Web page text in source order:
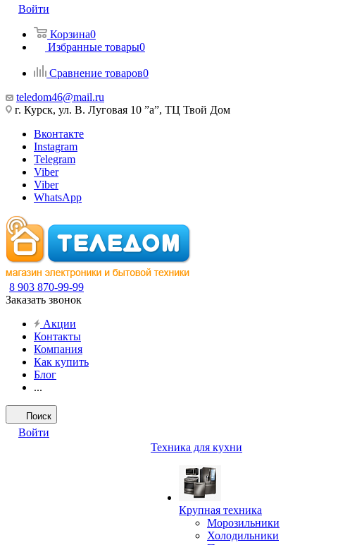
Войти
Корзина0
Избранные товары0
Сравнение товаров0
teledom46@mail.ru
г. Курск, ул. В. Луговая 10 ”а”, ТЦ Твой Дом
Вконтакте
Instagram
Telegram
Viber
Viber
WhatsApp
8 903 870-99-99
Заказать звонок
Акции
Контакты
Компания
Как купить
Блог
...
Поиск
Войти
Техника для кухни
Крупная техника
Морозильники
Холодильники